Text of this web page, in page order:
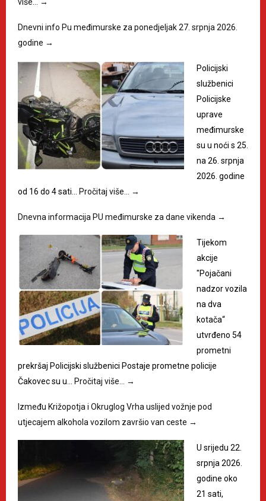
Dnevni info Pu međimurske za ponedjeljak 27. srpnja 2026.
godine →
Policijski
službenici
Policijske
uprave
međimurske
su u noći s 25.
na 26. srpnja
2026. godine
od 16 do 4 sati…
Pročitaj više… →
Dnevna informacija PU međimurske za dane vikenda →
Tijekom
akcije
"Pojačani
nadzor vozila
na dva
kotača“
utvrđeno 54
prometni
prekršaj Policijski službenici Postaje prometne policije
Čakovec su u…
Pročitaj više… →
Između Križopotja i Okruglog Vrha uslijed vožnje pod
utjecajem alkohola vozilom završio van ceste →
U srijedu 22.
srpnja 2026.
godine oko
21 sati,